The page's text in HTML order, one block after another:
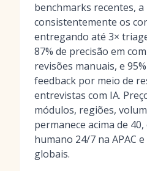
benchmarks recentes,
consistentemente os
entregando até 3×
87% de precisão em
revisões manuais, e
feedback por meio de
entrevistas com IA.
módulos, regiões,
permanece acima de
humano 24/7 na APAC
globais.